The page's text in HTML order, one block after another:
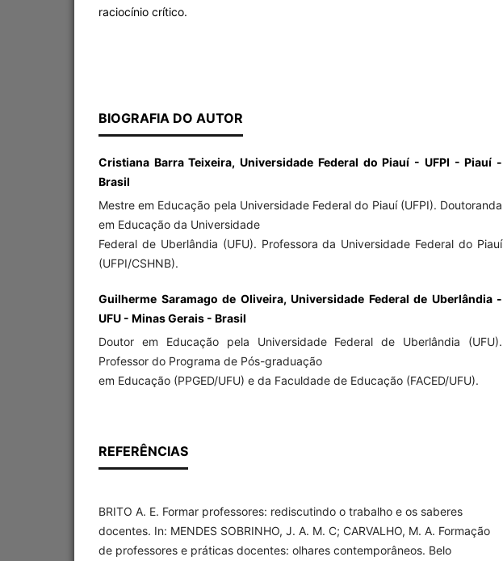
raciocínio crítico.
BIOGRAFIA DO AUTOR
Cristiana Barra Teixeira, Universidade Federal do Piauí - UFPI - Piauí -
Brasil
Mestre em Educação pela Universidade Federal do Piauí (UFPI). Doutoranda
em Educação da Universidade
Federal de Uberlândia (UFU). Professora da Universidade Federal do Piauí
(UFPI/CSHNB).
Guilherme Saramago de Oliveira, Universidade Federal de Uberlândia -
UFU - Minas Gerais - Brasil
Doutor em Educação pela Universidade Federal de Uberlândia (UFU).
Professor do Programa de Pós-graduação
em Educação (PPGED/UFU) e da Faculdade de Educação (FACED/UFU).
REFERÊNCIAS
BRITO A. E. Formar professores: rediscutindo o trabalho e os saberes
docentes. In: MENDES SOBRINHO, J. A. M. C; CARVALHO, M. A. Formação
de professores e práticas docentes: olhares contemporâneos. Belo